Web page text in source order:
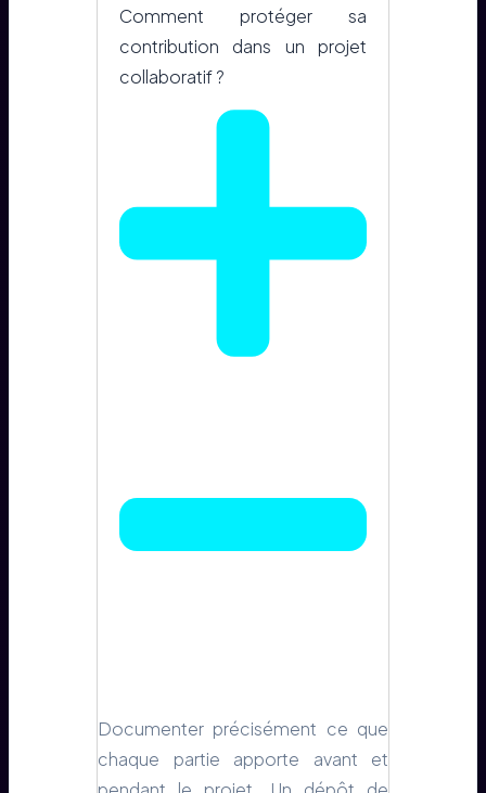
Comment protéger sa
contribution dans un projet
collaboratif ?
Documenter précisément ce que
chaque partie apporte avant et